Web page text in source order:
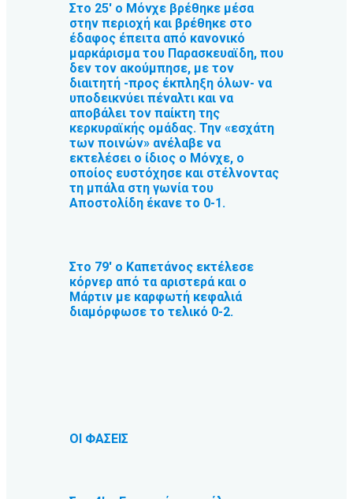
Στο 25′ ο Μόνχε βρέθηκε μέσα
στην περιοχή και βρέθηκε στο
έδαφος έπειτα από κανονικό
μαρκάρισμα του Παρασκευαϊδη, που
δεν τον ακούμπησε, με τον
διαιτητή -προς έκπληξη όλων- να
υποδεικνύει πέναλτι και να
αποβάλει τον παίκτη της
κερκυραϊκής ομάδας. Την «εσχάτη
των ποινών» ανέλαβε να
εκτελέσει ο ίδιος ο Μόνχε, ο
οποίος ευστόχησε και στέλνοντας
τη μπάλα στη γωνία του
Αποστολίδη έκανε το 0-1.
Στο 79′ ο Καπετάνος εκτέλεσε
κόρνερ από τα αριστερά και ο
Μάρτιν με καρφωτή κεφαλιά
διαμόρφωσε το τελικό 0-2.
ΟΙ ΦΑΣΕΙΣ